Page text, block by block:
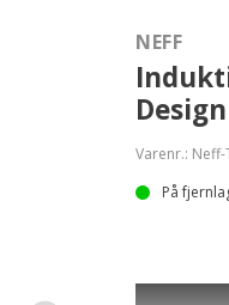
NEFF
Varenr.: Neff-
På
• 60 cm: